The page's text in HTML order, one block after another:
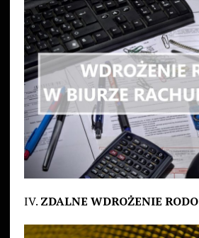
IV. ZDALNE WDROŻENIE RODO